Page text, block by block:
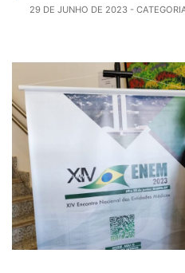
29 DE JUNHO DE 2023 -